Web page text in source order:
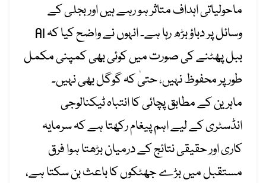
ماحولیاتی اہداف متاثر ہو رہے ہیں اور بجلی کے
وسائل پر دباؤ بڑھ رہا ہے۔ انہوں نے واضح کیا کہ AI
ببل پھٹنے کی صورت میں کوئی بھی کمپنی مکمل
طور پر محفوظ نہیں، حتیٰ کہ گوگل بھی نہیں۔
ماہرین کے مطابق پچائی کا انتباہ ٹیکنالوجی
انڈسٹری کے لیے اہم پیغام رکھتا ہے کہ سرمایہ
کاری اور حقیقی نتائج کے درمیان بڑھتا ہوا فرق
مستقبل میں بڑے جھٹکوں کا باعث بن سکتا ہے،